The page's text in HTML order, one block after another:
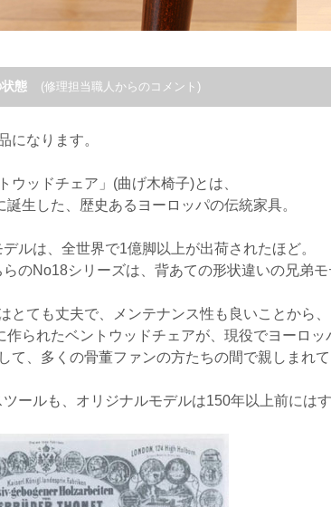
態 (修理担当職人からのコメント)
になります。
ウッドチェア」(曲げ木椅子)とは、
生した、歴史あるヨーロッパの伝統家具。
ルは、全世界で1億脚以上が出荷されたほど。
のNo18シリーズは、背あての形状違いの兄弟モ
とても丈夫で、メンテナンス性も良いことから、
られたベントウッドチェアが、現役でヨーロッ
て、多くの骨董ファンの方たちの間で親しまれて
ールも、オリジナルモデルは150年以上前には